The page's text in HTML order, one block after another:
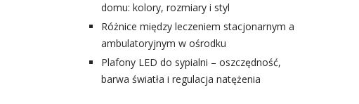
domu: kolory, rozmiary i styl
Różnice między leczeniem stacjonarnym a
ambulatoryjnym w ośrodku
Plafony LED do sypialni – oszczędność,
barwa światła i regulacja natężenia